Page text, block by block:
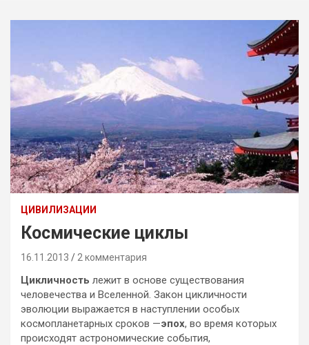
ЦИВИЛИЗАЦИИ
Космические циклы
16.11.2013 2 комментария
Цикличность лежит в основе существования
человечества и Вселенной. Закон цикличности
эволюции выражается в наступлении особых
космопланетарных сроков —эпох, во время которых
происходят астрономические события,